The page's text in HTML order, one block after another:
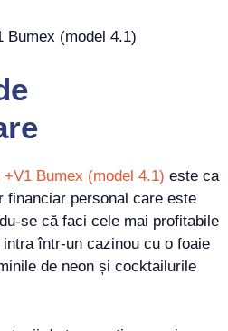
+V1 Bumex (model 4.1) este ca
financiar personal care este
se că faci cele mai profitabile
într-un cazinou cu o foaie
de neon și cocktailurile